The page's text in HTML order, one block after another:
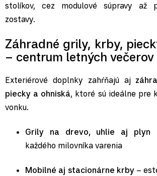
stolíkov, cez modulové súpravy až
zostavy.
Záhradné grily, krby,
– centrum letných večerov
Exteriérové doplnky zahŕňajú aj
piecky a ohniská, ktoré sú ideálne pre
vonku.
Grily na drevo, uhlie aj plyn
každého milovníka varenia
Mobilné aj stacionárne krby–